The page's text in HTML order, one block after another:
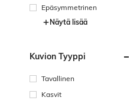
Epäsymmetrinen
Näytä lisää
Kuvion Tyyppi
Tavallinen
Kasvit